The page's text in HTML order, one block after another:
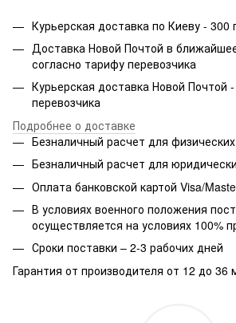
Курьерская доставка по Киеву - 300
Доставка Новой Почтой в
согласно тарифу перевозчика
Курьерская доставка Новой Почтой
перевозчика
Подробнее о доставке
Безналичный расчет для
Безналичный расчет для
Оплата банковской картой Visa/
В условиях военного положения
осуществляется на условиях 100%
Сроки поставки – 2-3 рабочих дней
Гарантия от производителя от 12 до 36